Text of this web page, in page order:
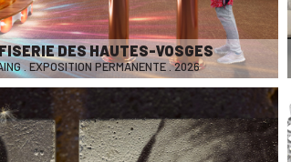
DES HAUTES-VOSGES
. EXPOSITION PERMANENTE . 2026